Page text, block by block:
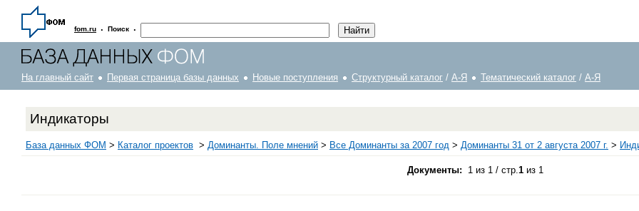
fom.ru · Поиск ·
На главный сайт Первая страница базы данных Новые поступления Структурный каталог / А-Я Тематический каталог / А-Я
Индикаторы
База данных ФОМ > Каталог проектов > Доминанты. Поле мнений > Все Доминанты за 2007 год > Доминанты 31 от 2 августа 2007 г. >
Документы: 1 из 1 / стр. 1из 1